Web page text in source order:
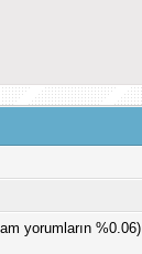
yorumların %0.06)